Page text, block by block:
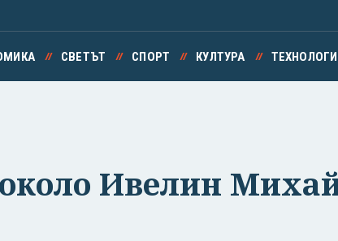
СВЕТЪТ СПОРТ КУЛТУРА
Ивелин